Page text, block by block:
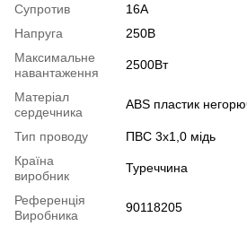
Супротив
16А
Напруга
250В
Максимальне
навантаження
2500Вт
Матеріал
сердечника
ABS пластик
Тип проводу
ПВС 3х1,0 мідь
Країна
виробник
Туреччина
Референція
Виробника
90118205